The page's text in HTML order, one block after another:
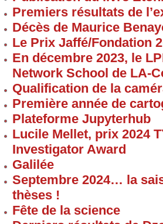
Premiers résultats de
Décès de Maurice
Le Prix Jaffé/Fondation
En décembre 2023, le
Network School de LA-
Qualification de la
Première année de
Plateforme Jupyterhub
Lucile Mellet, prix 2024
Investigator Award
Galilée
Septembre 2024… la
thèses !
Fête de la science